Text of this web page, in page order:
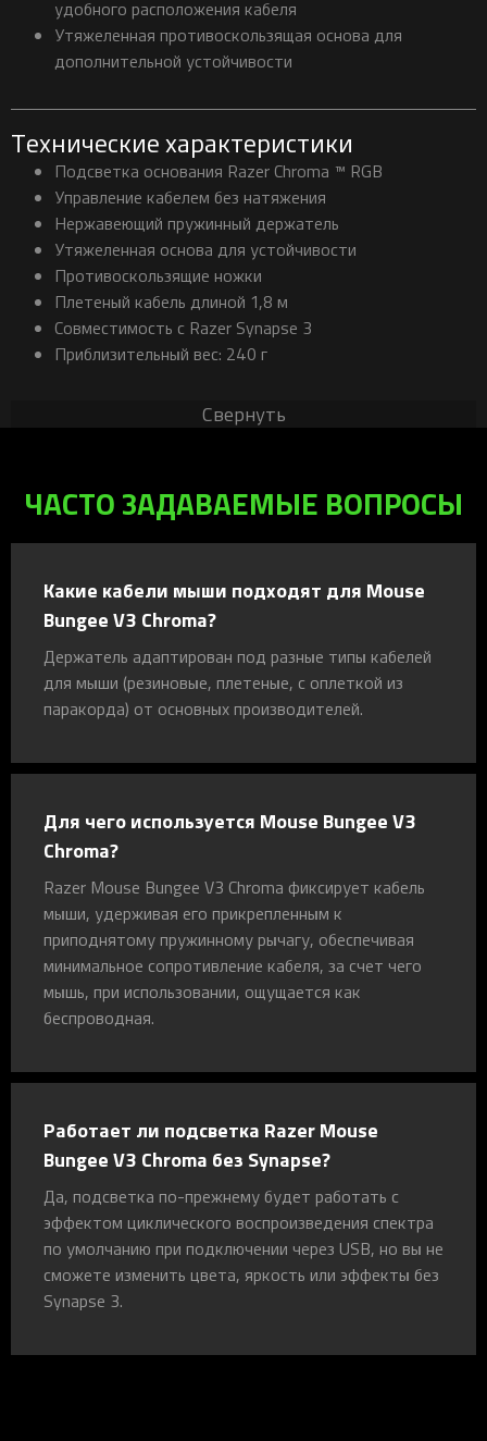
удобного расположения кабеля
Утяжеленная противоскользящая основа для
дополнительной устойчивости
Технические характеристики
Подсветка основания Razer Chroma ™ RGB
Управление кабелем без натяжения
Нержавеющий пружинный держатель
Утяжеленная основа для устойчивости
Противоскользящие ножки
Плетеный кабель длиной 1,8 м
Совместимость с Razer Synapse 3
Приблизительный вес: 240 г
Свернуть
ЧАСТО ЗАДАВАЕМЫЕ ВОПРОСЫ
Какие кабели мыши подходят для Mouse
Bungee V3 Chroma?
Держатель адаптирован под разные типы кабелей
для мыши (резиновые, плетеные, с оплеткой из
паракорда) от основных производителей.
Для чего используется Mouse Bungee V3
Chroma?
Razer Mouse Bungee V3 Chroma фиксирует кабель
мыши, удерживая его прикрепленным к
приподнятому пружинному рычагу, обеспечивая
минимальное сопротивление кабеля, за счет чего
мышь, при использовании, ощущается как
беспроводная.
Работает ли подсветка Razer Mouse
Bungee V3 Chroma без Synapse?
Да, подсветка по-прежнему будет работать с
эффектом циклического воспроизведения спектра
по умолчанию при подключении через USB, но вы не
сможете изменить цвета, яркость или эффекты без
Synapse 3.